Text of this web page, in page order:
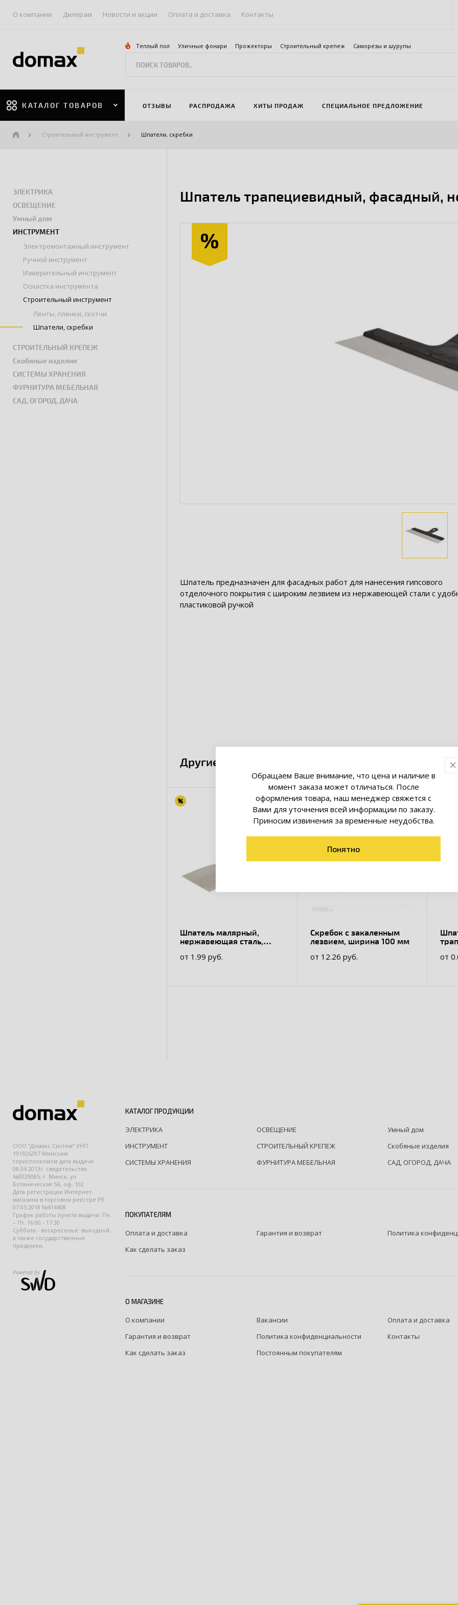
О компании Дилерам Новости и акции Оплата и доставка Контакты
Теплый пол Уличные фонари Прожекторы Строительный крепеж Саморезы и шурупы
КАТАЛОГ ТОВАРОВ ОТЗЫВЫ РАСПРОДАЖА ХИТЫ ПРОДАЖ СПЕЦИАЛЬНОЕ ПРЕДЛОЖЕНИЕ
Строительный инструмент Шпатели, скребки
ЭЛЕКТРИКА
ОСВЕЩЕНИЕ
Умный дом
ИНСТРУМЕНТ
Электромонтажный инструмент
Ручной инструмент
Измерительный инструмент
Оснастка инструмента
Строительный инструмент
Ленты, пленки, скотчи
Шпатели, скребки
СТРОИТЕЛЬНЫЙ КРЕПЕЖ
Скобяные изделия
СИСТЕМЫ ХРАНЕНИЯ
ФУРНИТУРА МЕБЕЛЬНАЯ
САД, ОГОРОД, ДАЧА
Шпатель трапециевидный, фасадный,
Шпатель предназначен для фасадных работ для нанесения гипсового
отделочного покрытия с широким лезвием из нержавеющей стали с
пластиковой ручкой
Другие товары коллекции
Шпатель малярный,
нержавеющая сталь,
от 1.99 руб.
Скребок с закаленным
лезвием, ширина 100 мм
от 12.26 руб. от
ООО “Домакс Систем” УНП
191926297 Минским
горисполкомом дата выдачи
08.04.2013г. свидетельство
№0029085, г. Минск, ул.
Ботаническая 5А, оф. 102
Дата регистрации Интернет-
магазина в торговом реестре РБ
07.05.2018 №414408
График работы пункта выдачи: Пн.
– Пт. 16:00 - 17:30
Суббота - воскресенье: выходной,
а также государственные
праздники.
Powered by
КАТАЛОГ ПРОДУКЦИИ
ЭЛЕКТРИКА ОСВЕЩЕНИЕ
Умный дом
ИНСТРУМЕНТ
СТРОИТЕЛЬНЫЙ КРЕПЕЖ
Скобяные изделия
СИСТЕМЫ ХРАНЕНИЯ
ФУРНИТУРА МЕБЕЛЬНАЯ САД, ОГОРОД, ДАЧА
ПОКУПАТЕЛЯМ
Оплата и доставка Гарантия и возврат
Политика
Как сделать заказ
О МАГАЗИНЕ
О компании Вакансии
Оплата и доставка
Гарантия и возврат
Политика конфиденциальности
Контакты
Как сделать заказ
Постоянным покупателям
Обращаем Ваше внимание, что цена и наличие в
момент заказа может отличаться. После
оформления товара, наш менеджер свяжется с
Вами для уточнения всей информации по заказу.
Приносим извинения за временные неудобства.
Понятно